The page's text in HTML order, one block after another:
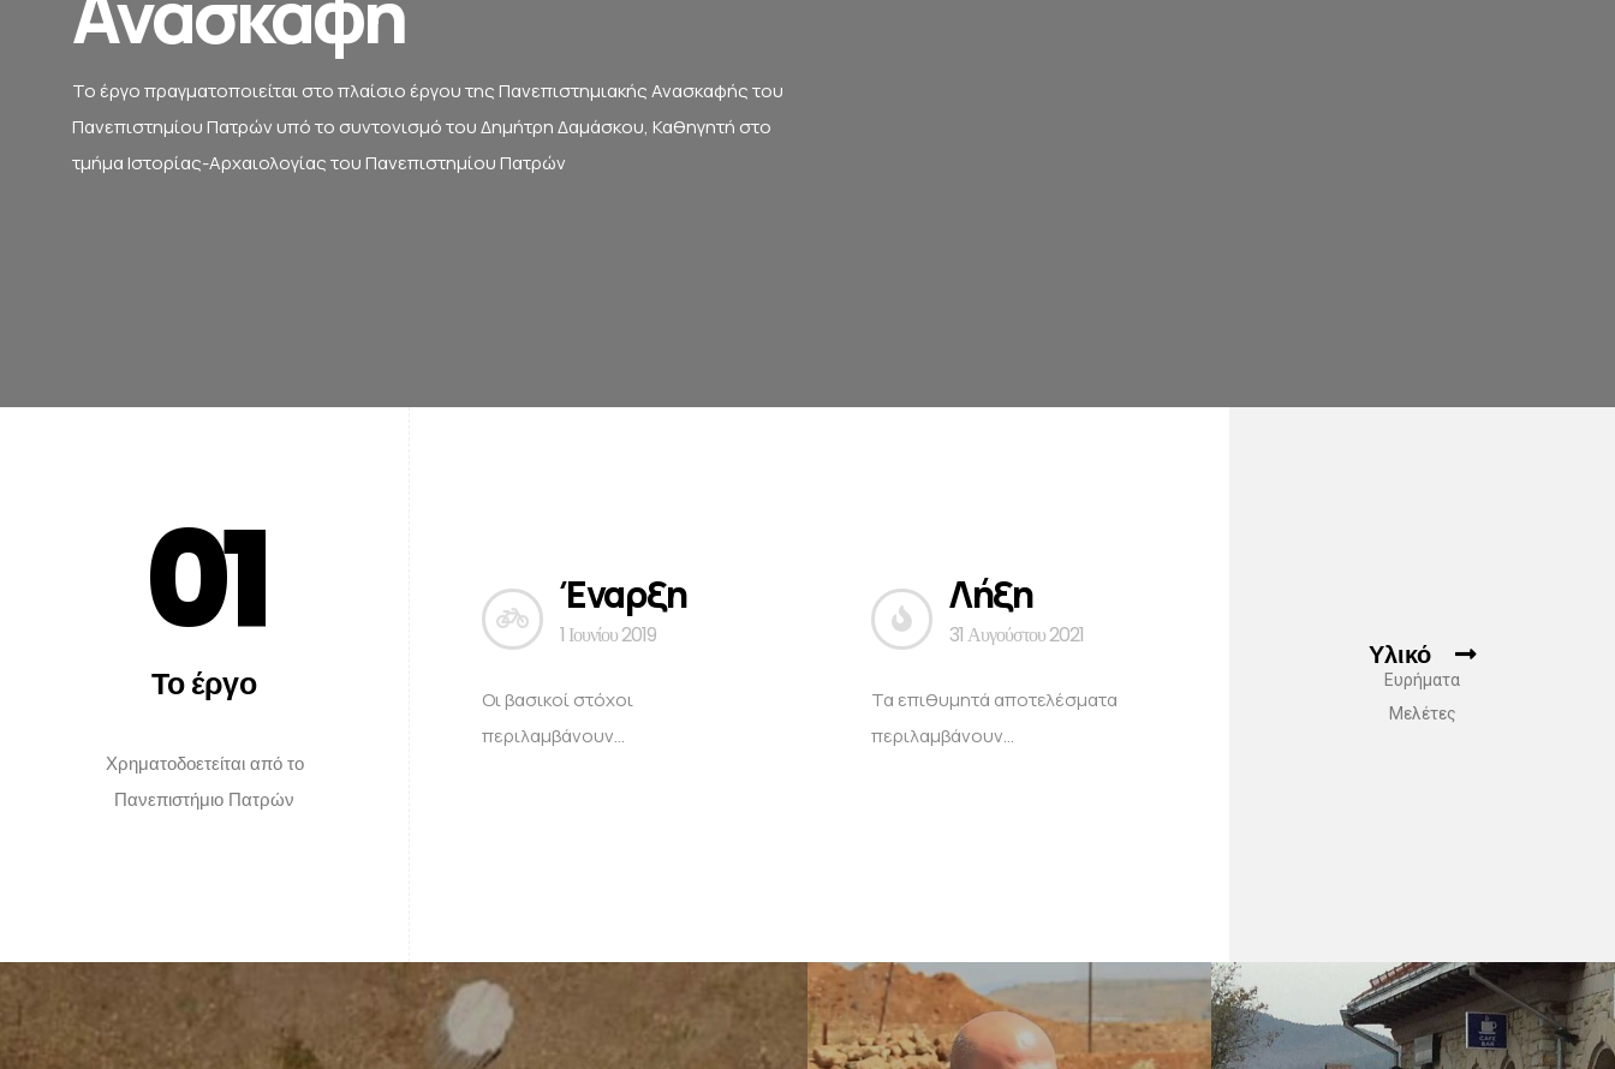
Το έργο πραγματοποιείται στο πλαίσιο έργου της Πανεπιστημιακής Ανασκαφής του
Πανεπιστημίου Πατρών υπό το συντονισμό του Δημήτρη Δαμάσκου, Καθηγητή στο
τμήμα Ιστορίας-Αρχαιολογίας του Πανεπιστημίου Πατρών
01
Το έργο
Χρηματοδοετείται από το
Πανεπιστήμιο Πατρών
Έναρξη
1 Ιουνίου 2019
Οι βασικοί στόχοι
περιλαμβάνουν...
Λήξη
31 Αυγούστου 2021
Τα επιθυμητά αποτελέσματα
περιλαμβάνουν...
Υλικό
Ευρήματα
Μελέτες